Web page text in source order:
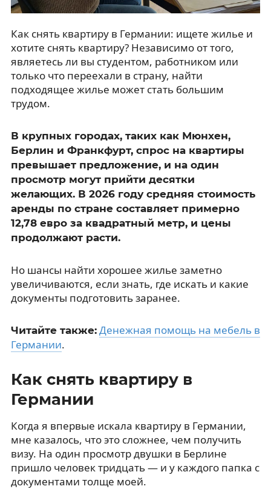
Как снять квартиру в Германии: ищете жилье и
хотите снять квартиру? Независимо от того,
являетесь ли вы студентом, работником или
только что переехали в страну, найти
подходящее жилье может стать большим
трудом.
В крупных городах, таких как Мюнхен,
Берлин и Франкфурт, спрос на квартиры
превышает предложение, и на один
просмотр могут прийти десятки
желающих. В 2026 году средняя стоимость
аренды по стране составляет примерно
12,78 евро за квадратный метр, и цены
продолжают расти.
Но шансы найти хорошее жилье заметно
увеличиваются, если знать, где искать и какие
документы подготовить заранее.
Читайте также: Денежная помощь на мебель в
Германии.
Как снять квартиру в
Германии
Когда я впервые искала квартиру в Германии,
мне казалось, что это сложнее, чем получить
визу. На один просмотр двушки в Берлине
пришло человек тридцать — и у каждого папка с
документами толще моей.